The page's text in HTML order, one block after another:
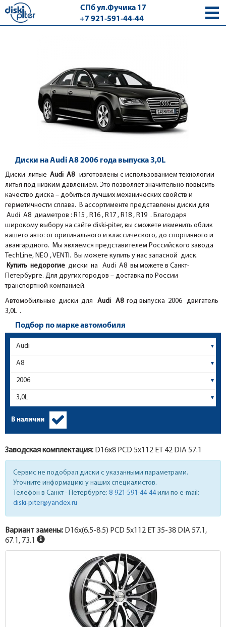
СПб ул.Фучика 17
+7 921-591-44-44
Диски на Audi A8 2006 года выпуска 3,0L
Диски литые Audi A8 изготовлены с использованием технологии
литья под низким давлением. Это позволяет значительно повысить
качество диска – добиться лучших механических свойств и
герметичности сплава. В ассортименте представлены диски для
Audi A8 диаметров : R15 , R16 , R17 , R18 , R19 . Благодаря
широкому выбору на сайте diski-piter, вы сможете изменить облик
вашего авто: от оригинального и классического, до спортивного и
авангардного. Мы являемся представителем Российского завода
TechLine, NEO , VENTI. Вы можете купить у нас запасной диск.
Купить недорогие диски на Audi A8 вы можете в Санкт-
Петербурге. Для других городов – доставка по России
транспортной компанией.
Автомобильные диски для
Audi A8год выпуска 2006 двигатель
3,0L .
Подбор по марке автомобиля
В наличии
Заводская комплектация: D16x8 PCD 5x112 ET 42 DIA 57.1
Сервис не подобрал диски с указанными параметрами.
Уточните информацию у наших специалистов.
Телефон в Санкт - Петербурге: 8-921-591-44-44или по e-mail:
diski-piter@yandex.ru
Вариант замены: D16x(6.5-8.5) PCD 5x112 ET 35-38 DIA 57.1,
67.1, 73.1